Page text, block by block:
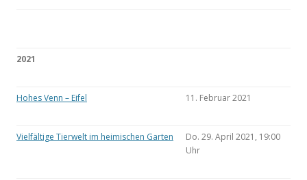
2021
Hohes Venn – Eifel 11. Februar 2021
Vielfältige Tierwelt im heimischen Garten
Do. 29. April 2021, 19:00
Uhr